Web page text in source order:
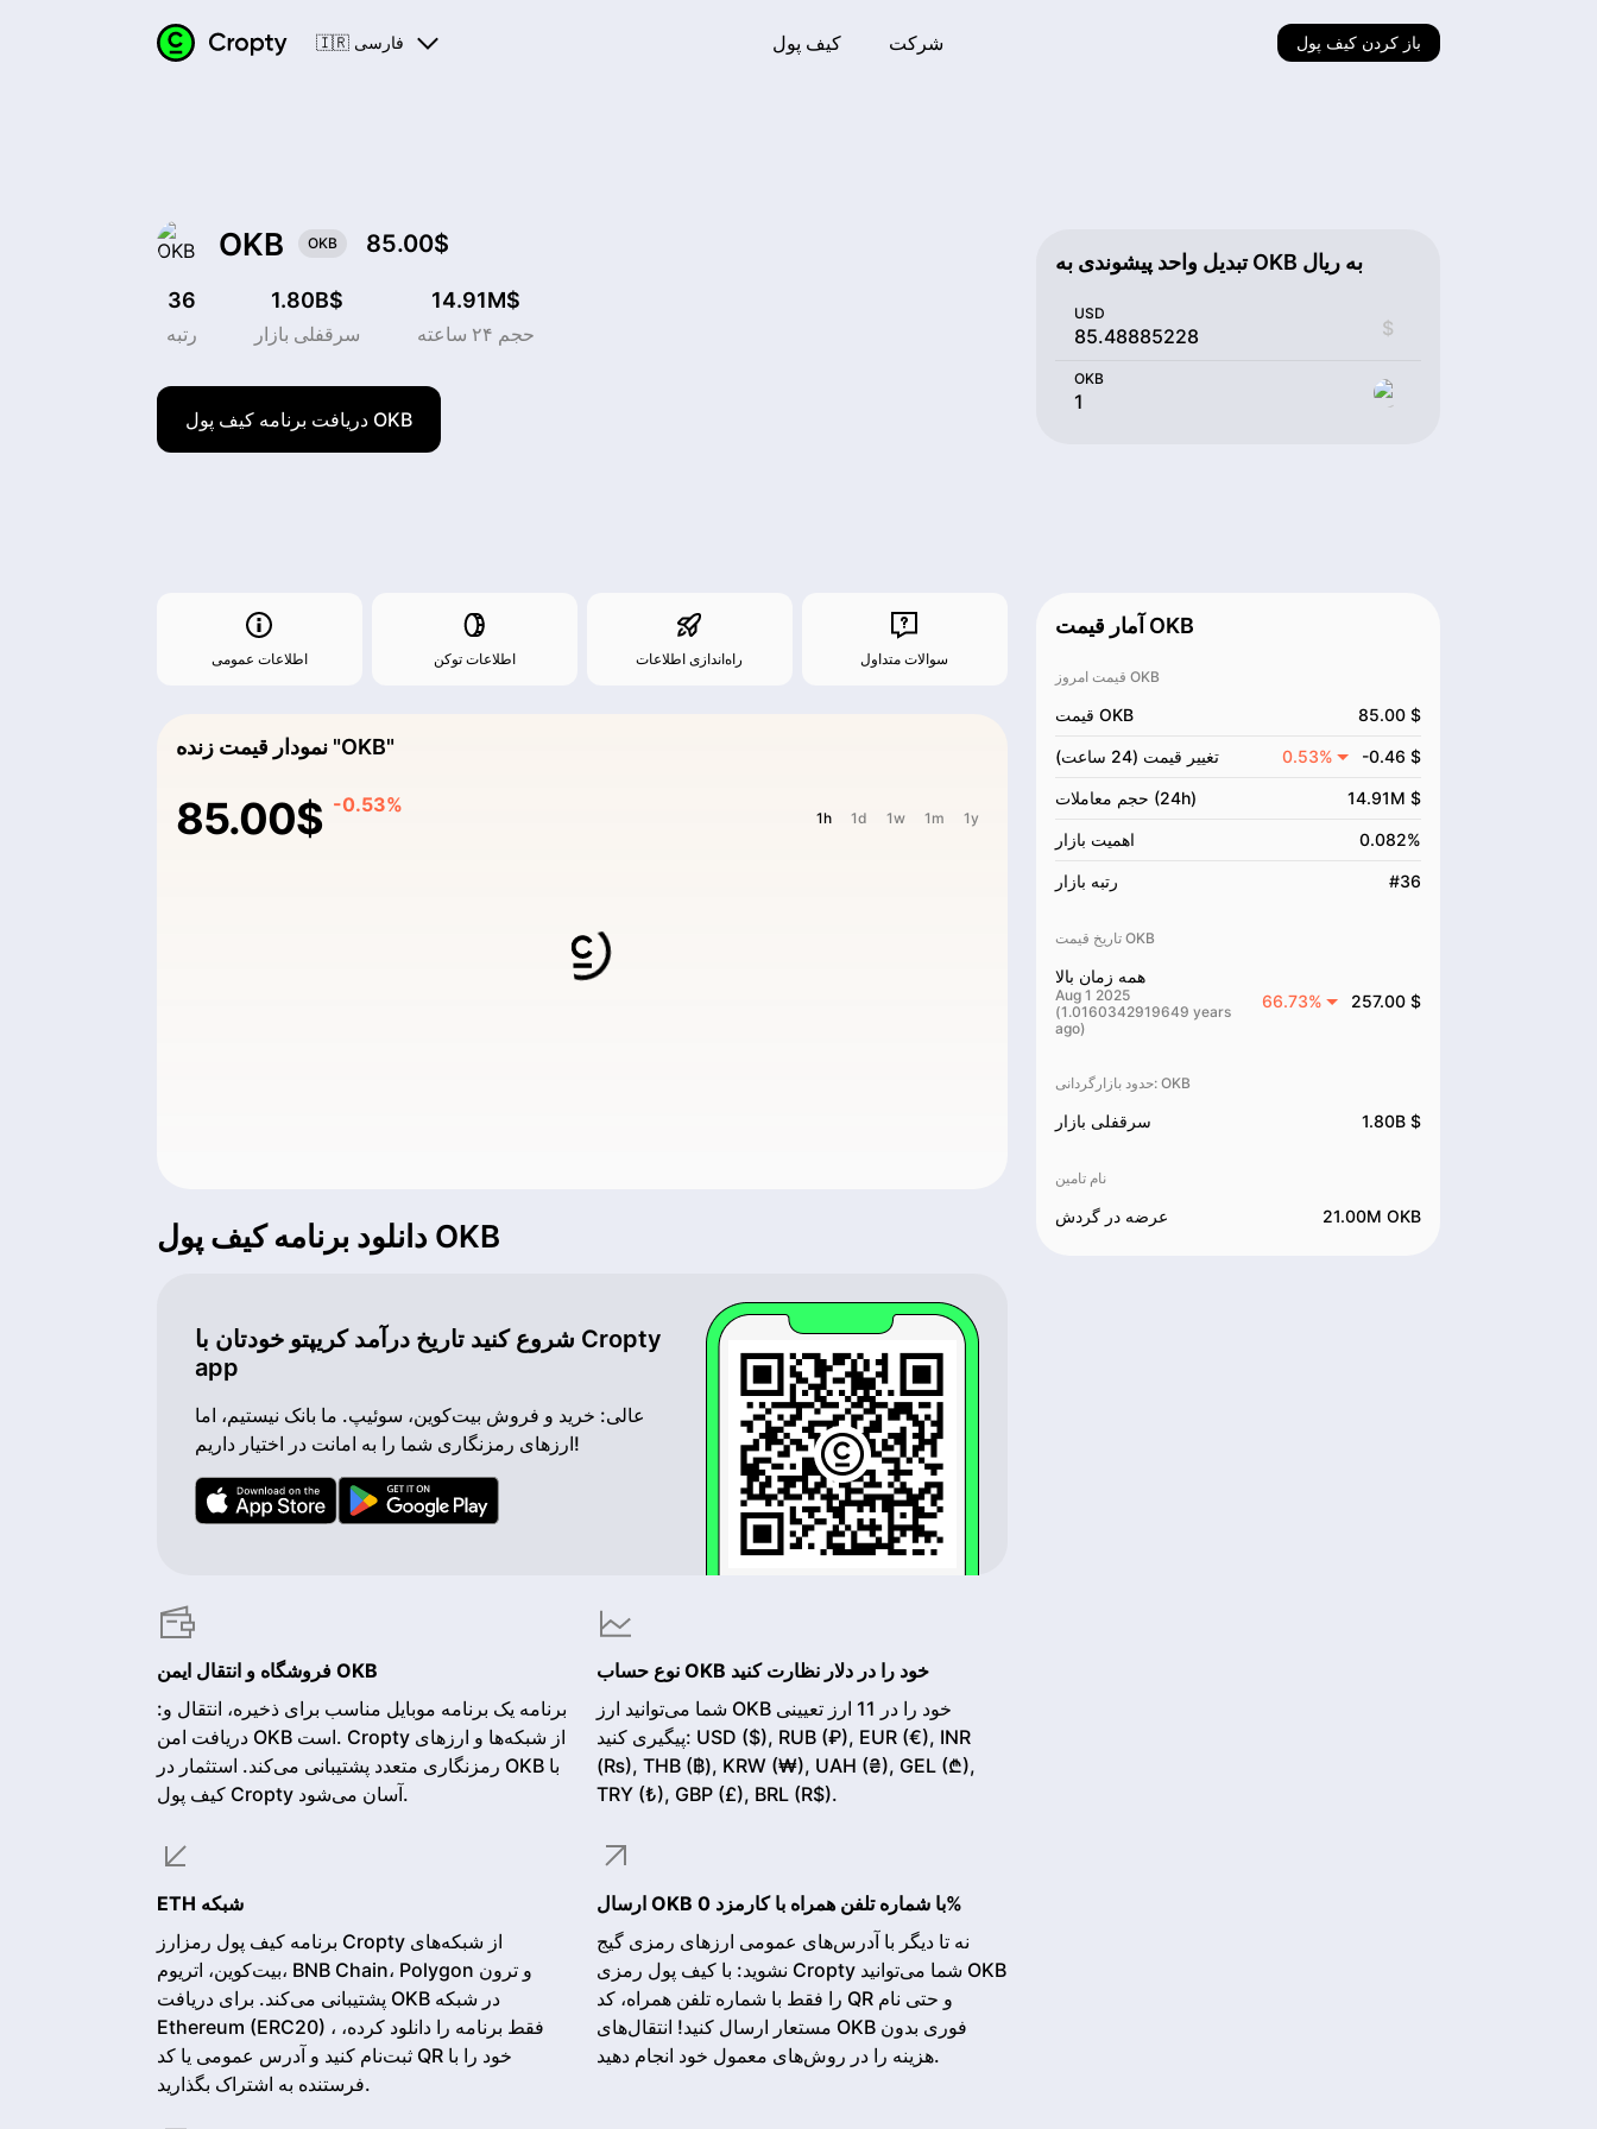
🇮🇷 فارسی کیف پول شرکت باز کردن کیف پول
OKB OKB 85.00$
36
رتبه
1.80B$
سرقفلی بازار
14.91M$
حجم ۲۴ ساعته
دریافت برنامه کیف پول OKB
اطلاعات عمومی اطلاعات توکن راه‌اندازی اطلاعات سوالات متداول
نمودار قیمت زنده "OKB"
85.00$ -0.53%
1h 1d 1w 1m 1y
دانلود برنامه کیف پول OKB
شروع کنید تاریخ درآمد کریپتو خودتان با Cropty
app
عالی: خرید و فروش بیت‌کوین، سوئیپ. ما بانک نیستیم، اما
ارزهای رمزنگاری شما را به امانت در اختیار داریم!
فروشگاه و انتقال ایمن OKB
:برنامه یک برنامه موبایل مناسب برای ذخیره، انتقال و
دریافت امن OKB است. Cropty از شبکه‌ها و ارزهای
رمزنگاری متعدد پشتیبانی می‌کند. استثمار در OKB با
کیف پول Cropty آسان می‌شود.
نوع حساب OKB خود را در دلار نظارت کنید
شما می‌توانید ارز OKB خود را در 11 ارز تعیینی
پیگیری کنید: USD ($), RUB (₽), EUR (€), INR
(₨), THB (฿), KRW (₩), UAH (₴), GEL (₾),
TRY (₺), GBP (£), BRL (R$).
ETH شبکه
برنامه کیف پول رمزارز Cropty از شبکه‌های
بیت‌کوین، اتریوم، BNB Chain، Polygon و ترون
پشتیبانی می‌کند. برای دریافت OKB در شبکه
Ethereum (ERC20) ، فقط برنامه را دانلود کرده،
ثبت‌نام کنید و آدرس عمومی یا کد QR خود را با
فرستنده به اشتراک بگذارید.
ارسال OKB با شماره تلفن همراه با کارمزد 0%
نه تا دیگر با آدرس‌های عمومی ارزهای رمزی گیج
نشوید: با کیف پول رمزی Cropty شما می‌توانید OKB
را فقط با شماره تلفن همراه، کد QR و حتی نام
مستعار ارسال کنید! انتقال‌های OKB فوری بدون
هزینه را در روش‌های معمول خود انجام دهید.
تبدیل واحد پیشوندی به OKB به ریال
USD
$
OKB
آمار قیمت OKB
قیمت امروز OKB
قیمت OKB 85.00 $
تغییر قیمت (24 ساعت) 0.53% -0.46 $
حجم معاملات (24h) 14.91M $
اهمیت بازار 0.082%
رتبه بازار #36
تاریخ قیمت OKB
همه زمان بالا
Aug 1 2025
(1.0160342919649 years
ago)
66.73% 257.00 $
حدود بازارگردانی‌: OKB
سرقفلی بازار 1.80B $
نام تامین
عرضه در گردش 21.00M OKB